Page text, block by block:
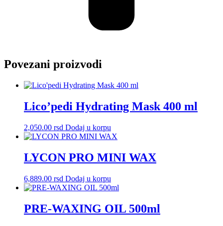
Povezani proizvodi
Lico’pedi Hydrating Mask 400 ml
2,050.00 rsd Dodaj u korpu
LYCON PRO MINI WAX
6,889.00 rsd Dodaj u korpu
PRE-WAXING OIL 500ml